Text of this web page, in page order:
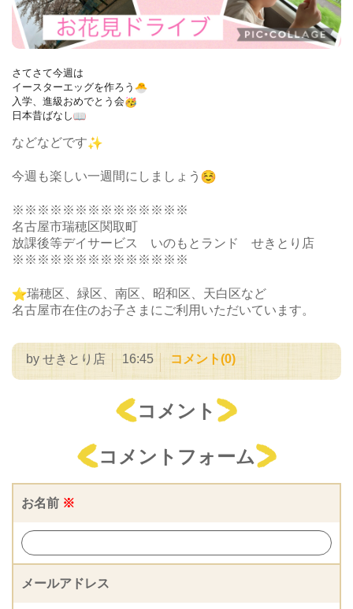
さてさて今週は
イースターエッグを作ろう
入学、進級おめでとう会
日本昔ばなし
などなどです
今週も楽しい一週間にしましょう
※※※※※※※※※※※※※※
名古屋市瑞穂区関取町
放課後等デイサービス いのもとランド せきとり店
※※※※※※※※※※※※※※
︎瑞穂区、緑区、南区、昭和区、天白区など
名古屋市在住のお子さまにご利用いただいています。
by せきとり店 16:45 コメント(0)
コメント
コメントフォーム
お名前 ※
メールアドレス